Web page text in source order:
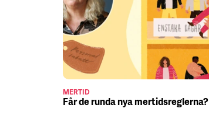
MERTID
Får de runda nya mertidsreglerna?